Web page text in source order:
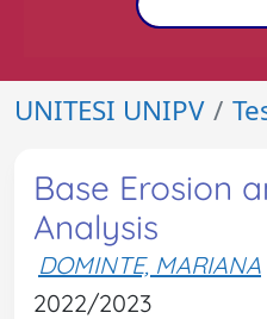
UNITESI UNIPV
Base Erosion
Analysis
DOMINTE, MARIANA
2022/2023